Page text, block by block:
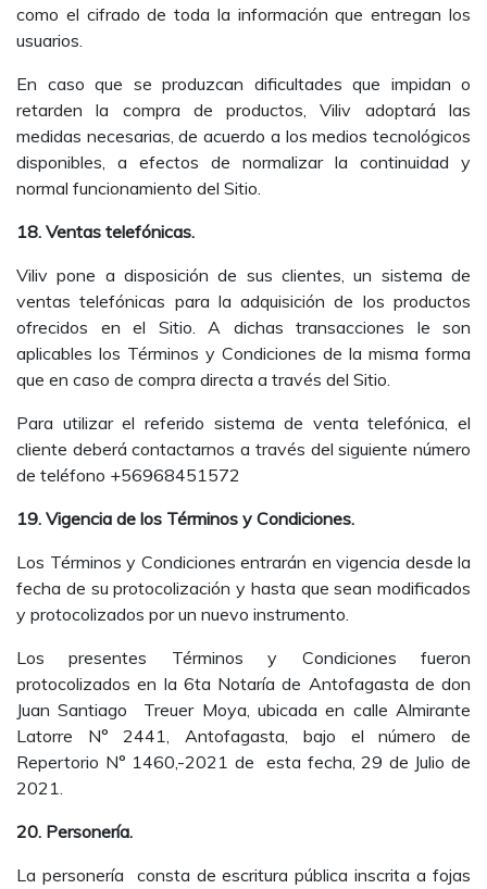
como el cifrado de toda la información que entregan los
usuarios.
En caso que se produzcan dificultades que impidan o
retarden la compra de productos, Viliv adoptará las
medidas necesarias, de acuerdo a los medios tecnológicos
disponibles, a efectos de normalizar la continuidad y
normal funcionamiento del Sitio.
18. Ventas telefónicas.
Viliv pone a disposición de sus clientes, un sistema de
ventas telefónicas para la adquisición de los productos
ofrecidos en el Sitio. A dichas transacciones le son
aplicables los Términos y Condiciones de la misma forma
que en caso de compra directa a través del Sitio.
Para utilizar el referido sistema de venta telefónica, el
cliente deberá contactarnos a través del siguiente número
de teléfono +56968451572
19. Vigencia de los Términos y Condiciones.
Los Términos y Condiciones entrarán en vigencia desde la
fecha de su protocolización y hasta que sean modificados
y protocolizados por un nuevo instrumento.
Los presentes Términos y Condiciones fueron
protocolizados en la 6ta Notaría de Antofagasta de don
Juan Santiago Treuer Moya, ubicada en calle Almirante
Latorre N° 2441, Antofagasta, bajo el número de
Repertorio N° 1460,-2021 de esta fecha, 29 de Julio de
2021.
20. Personería.
La personería consta de escritura pública inscrita a fojas